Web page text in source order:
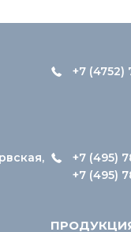
+7 (4752)
+7 (495)
+7 (495)